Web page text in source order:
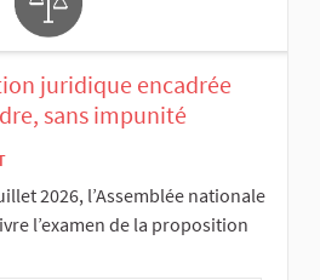
juridique encadrée
sans impunité
2026, l’Assemblée nationale
l’examen de la proposition